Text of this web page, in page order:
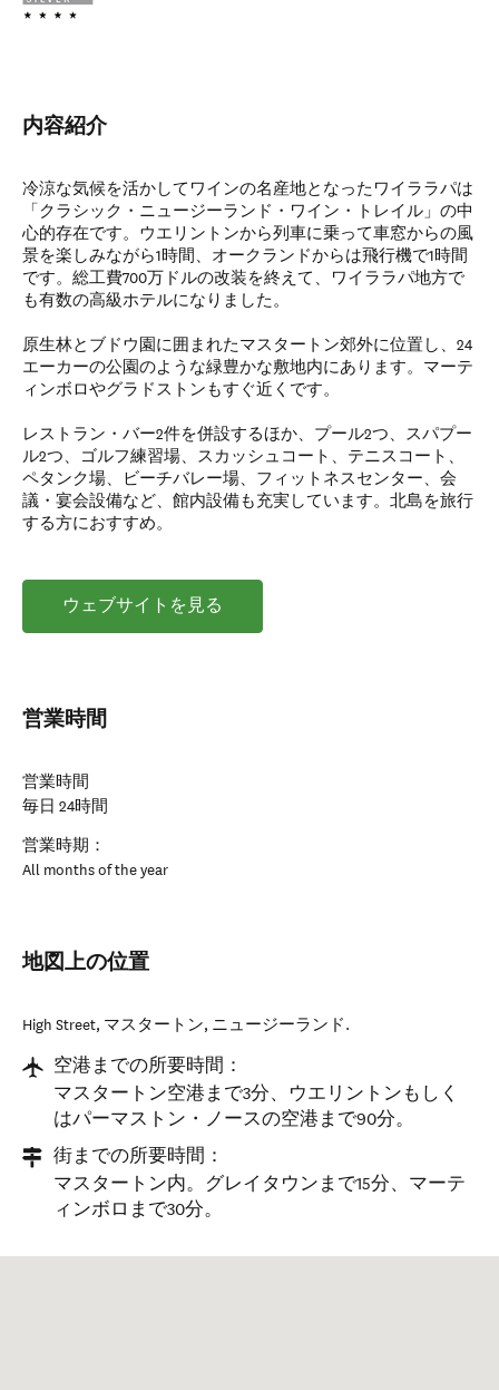
内容紹介
冷涼な気候を活かしてワインの名産地となったワイララパは
「クラシック・ニュージーランド・ワイン・トレイル」の中
心的存在です。ウエリントンから列車に乗って車窓からの風
景を楽しみながら1時間、オークランドからは飛行機で1時間
です。総工費700万ドルの改装を終えて、ワイララパ地方で
も有数の高級ホテルになりました。
原生林とブドウ園に囲まれたマスタートン郊外に位置し、24
エーカーの公園のような緑豊かな敷地内にあります。マーテ
ィンボロやグラドストンもすぐ近くです。
レストラン・バー2件を併設するほか、プール2つ、スパプー
ル2つ、ゴルフ練習場、スカッシュコート、テニスコート、
ペタンク場、ビーチバレー場、フィットネスセンター、会
議・宴会設備など、館内設備も充実しています。北島を旅行
する方におすすめ。
ウェブサイトを見る
営業時間
営業時間
毎日 24時間
営業時期：
All months of the year
地図上の位置
High Street, マスタートン, ニュージーランド.
空港までの所要時間：
マスタートン空港まで3分、ウエリントンもしく
はパーマストン・ノースの空港まで90分。
街までの所要時間：
マスタートン内。グレイタウンまで15分、マーテ
ィンボロまで30分。